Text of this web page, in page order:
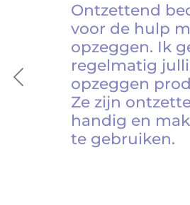
Previous
Ontzettend
voor de hulp
opzeggen. Ik
regelmatig
opzeggen
Ze zijn
handig en
te gebruiken.